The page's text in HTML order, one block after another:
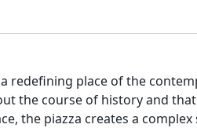
redefining place of the
the course of history and
the piazza creates a